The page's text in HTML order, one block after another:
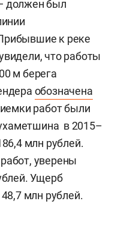
должен был
к реке
что работы
м берега
обозначена
работ были
в 2015–
млн рублей.
уверены
Ущерб
млн рублей.